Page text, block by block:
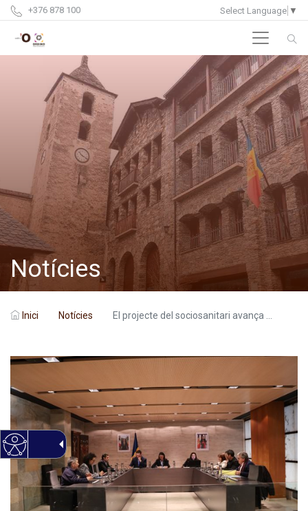
+376 878 100 Select Language ▼
Notícies
Inici Notícies El projecte del sociosanitari avança ...